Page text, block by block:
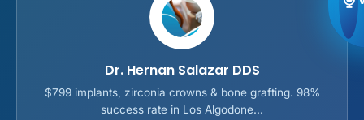
Dr. Hernan Salazar DDS
$799 implants, zirconia crowns & bone grafting. 98%
success rate in Los Algodone...